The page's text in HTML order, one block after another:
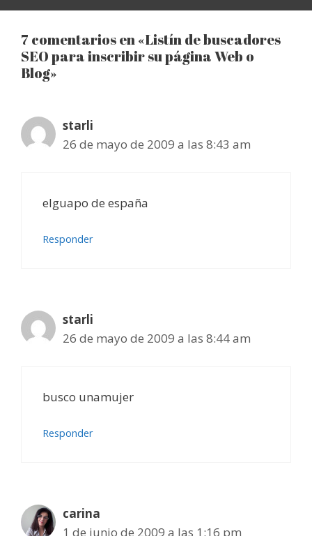
7 comentarios en «Listín de buscadores
SEO para inscribir su página Web o
Blog»
starli
26 de mayo de 2009 a las 8:43 am
elguapo de españa
Responder
starli
26 de mayo de 2009 a las 8:44 am
busco unamujer
Responder
carina
1 de junio de 2009 a las 1:16 pm